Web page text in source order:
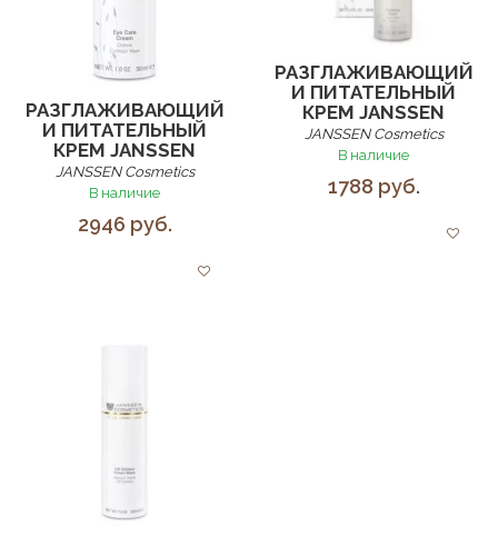
РАЗГЛАЖИВАЮЩИЙ
И ПИТАТЕЛЬНЫЙ
КРЕМ JANSSEN
JANSSEN Cosmetics
В наличие
2946 руб.
РАЗГЛАЖИВАЮЩИЙ
И ПИТАТЕЛЬНЫЙ
КРЕМ JANSSEN
JANSSEN Cosmetics
В наличие
1788 руб.